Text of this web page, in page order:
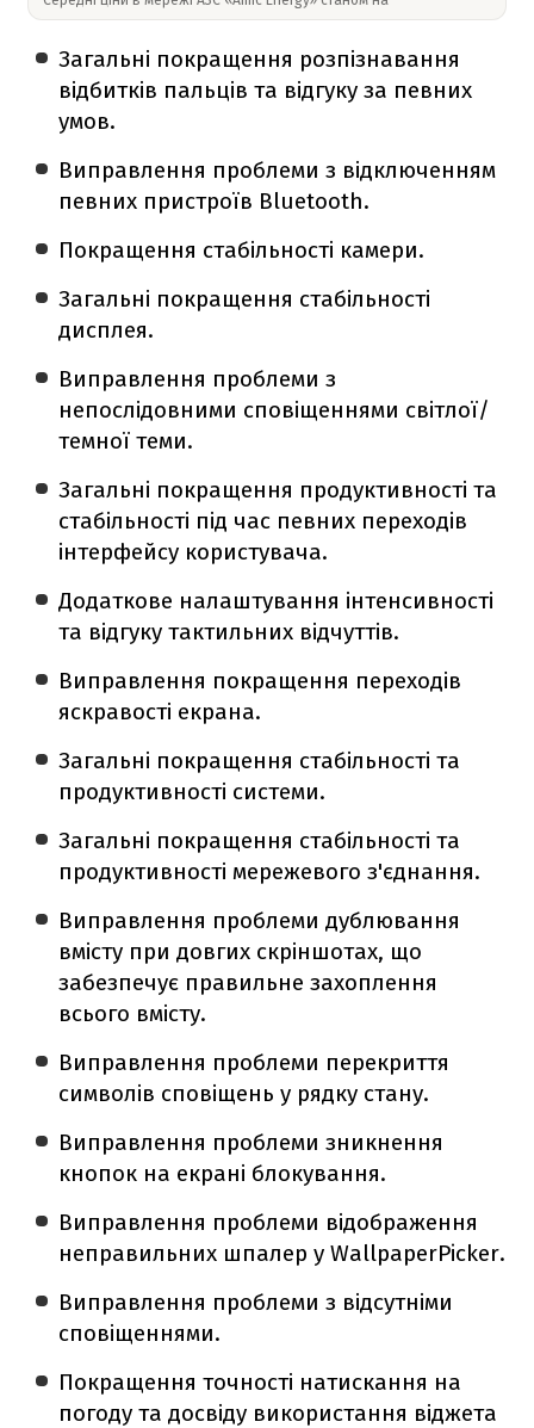
Загальні покращення розпізнавання
відбитків пальців та відгуку за певних
умов.
Виправлення проблеми з відключенням
певних пристроїв Bluetooth.
Покращення стабільності камери.
Загальні покращення стабільності
дисплея.
Виправлення проблеми з
непослідовними сповіщеннями світлої/
темної теми.
Загальні покращення продуктивності та
стабільності під час певних переходів
інтерфейсу користувача.
Додаткове налаштування інтенсивності
та відгуку тактильних відчуттів.
Виправлення покращення переходів
яскравості екрана.
Загальні покращення стабільності та
продуктивності системи.
Загальні покращення стабільності та
продуктивності мережевого з'єднання.
Виправлення проблеми дублювання
вмісту при довгих скріншотах, що
забезпечує правильне захоплення
всього вмісту.
Виправлення проблеми перекриття
символів сповіщень у рядку стану.
Виправлення проблеми зникнення
кнопок на екрані блокування.
Виправлення проблеми відображення
неправильних шпалер у WallpaperPicker.
Виправлення проблеми з відсутніми
сповіщеннями.
Покращення точності натискання на
погоду та досвіду використання віджета